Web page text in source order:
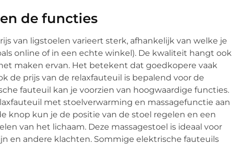
de functies
van ligstoelen varieert sterk, afhankelijk van welke je
online of in een echte winkel). De kwaliteit hangt ook
maken ervan. Het betekent dat goedkopere vaak
de prijs van de relaxfauteuil is bepalend voor de
fauteuil kan je voorzien van hoogwaardige functies.
met stoelverwarming en massagefunctie aan
knop kun je de positie van de stoel regelen en een
van het lichaam. Deze massagestoel is ideaal voor
en andere klachten. Sommige elektrische fauteuils